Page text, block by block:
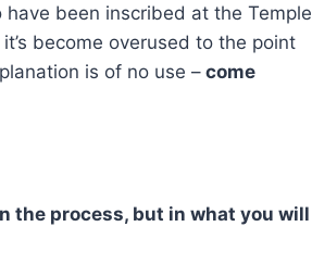
have been inscribed at the Temple
become overused to the point
is of no use – come
the process, but in what you will